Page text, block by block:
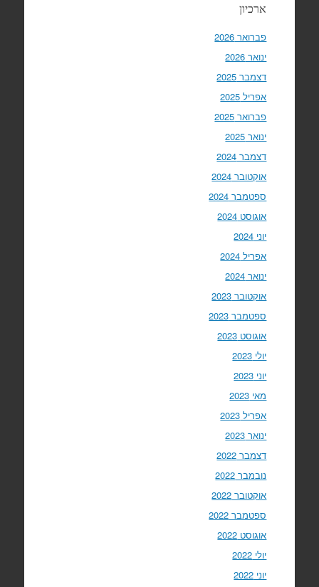
ארכיון
פברואר 2026
ינואר 2026
דצמבר 2025
אפריל 2025
פברואר 2025
ינואר 2025
דצמבר 2024
אוקטובר 2024
ספטמבר 2024
אוגוסט 2024
יוני 2024
אפריל 2024
ינואר 2024
אוקטובר 2023
ספטמבר 2023
אוגוסט 2023
יולי 2023
יוני 2023
מאי 2023
אפריל 2023
ינואר 2023
דצמבר 2022
נובמבר 2022
אוקטובר 2022
ספטמבר 2022
אוגוסט 2022
יולי 2022
יוני 2022